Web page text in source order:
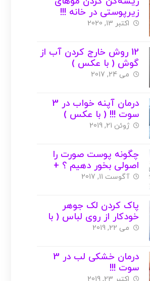
زیرپوستی در خانه !!!
اکتبر 13, 2020
12 روش خارج کردن آب از
گوش ( با عکس )
می 24, 2017
درمان آپنه خواب در 3
سوت !!! ( با عکس )
ژوئن 21, 2019
چگونه پوست صورت را
اصولی بخور دهیم ؟ +
فواید ( با عکس )
آگوست 11, 2017
پاک کردن لک جوهر
خودکار از روی لباس ( با
عکس )
می 22, 2019
درمان خشکی لب در 3
سوت !!!